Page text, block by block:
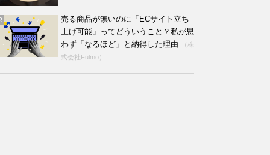
売る商品が無いのに「ECサイト立ち
上げ可能」ってどういうこと？私が思
わず「なるほど」と納得した理由
（株
式会社Fulmo）